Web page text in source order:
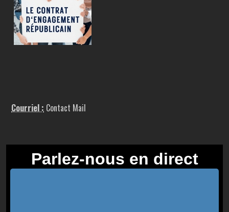
Courriel : Contact Mail